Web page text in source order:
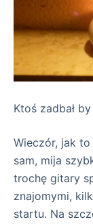
Ktoś zadbał
Wieczór, jak to
sam, mija
trochę gitary
znajomymi,
startu. Na